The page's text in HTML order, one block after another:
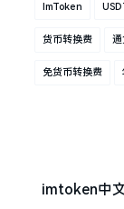
ImToken
货币转换费 通
免货币转换费
imtoken中